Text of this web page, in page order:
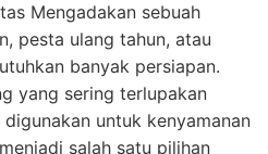
Mengadakan sebuah
pesta ulang tahun, atau
banyak persiapan.
yang sering terlupakan
untuk kenyamanan
salah satu pilihan